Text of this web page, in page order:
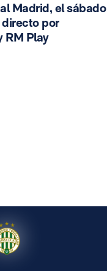
Madrid, el sábado
directo por
RM Play